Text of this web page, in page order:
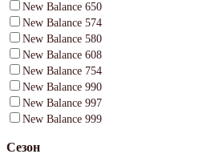
New Balance 650
New Balance 574
New Balance 580
New Balance 608
New Balance 754
New Balance 990
New Balance 997
New Balance 999
Сезон